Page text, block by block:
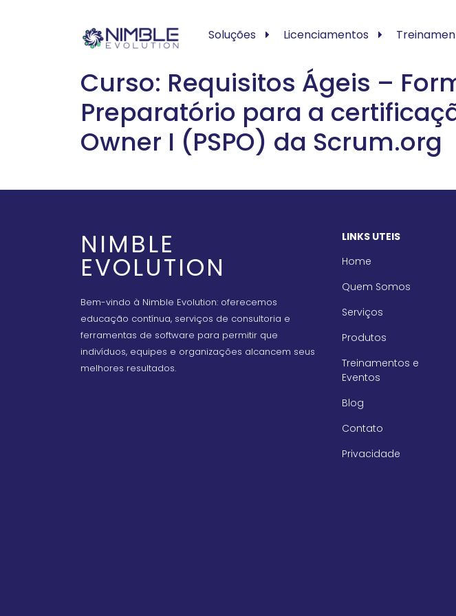
Soluções Licenciamentos
Curso: Requisitos Ágeis –
Preparatório para a
Owner I (PSPO) da Scrum.org
NIMBLE
EVOLUTION
Bem-vindo à Nimble Evolution: oferecemos
educação contínua, serviços de consultoria e
ferramentas de software para permitir que
indivíduos, equipes e organizações alcancem seus
melhores resultados.
LINKS UTEIS
Home
Quem Somos
Serviços
Produtos
Treinamentos e
Eventos
Blog
Contato
Privacidade